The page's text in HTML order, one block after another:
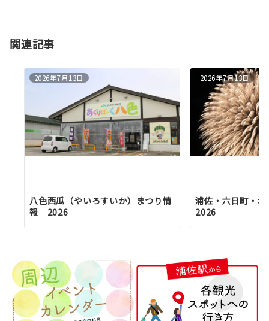
関連記事
2026年7月13日
八色西瓜（やいろすいか）まつり情
報 2026
2026年7月13日
浦佐・六日町・
2026